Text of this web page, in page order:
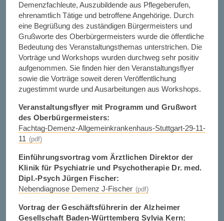
Demenzfachleute, Auszubildende aus Pflegeberufen,
ehrenamtlich Tätige und betroffene Angehörige. Durch
eine Begrüßung des zuständigen Bürgermeisters und
Grußworte des Oberbürgermeisters wurde die öffentliche
Bedeutung des Veranstaltungsthemas unterstrichen. Die
Vorträge und Workshops wurden durchweg sehr positiv
aufgenommen. Sie finden hier den Veranstaltungsflyer
sowie die Vorträge soweit deren Veröffentlichung
zugestimmt wurde und Ausarbeitungen aus Workshops.
Veranstaltungsflyer mit Programm und Grußwort
des Oberbürgermeisters:
Fachtag-Demenz-Allgemeinkrankenhaus-Stuttgart-29-11-
11
Einführungsvortrag vom Ärztlichen Direktor der
Klinik für Psychiatrie und Psychotherapie Dr. med.
Dipl.-Psych Jürgen Fischer:
Nebendiagnose Demenz J-Fischer
Vortrag der Geschäftsführerin der Alzheimer
Gesellschaft Baden-Württemberg Sylvia Kern: